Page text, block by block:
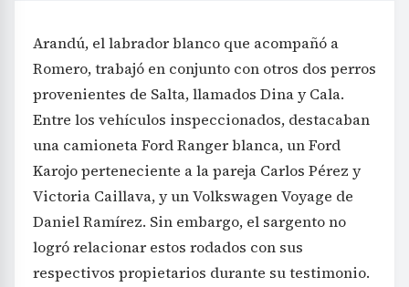
Arandú, el labrador blanco que acompañó a
Romero, trabajó en conjunto con otros dos perros
provenientes de Salta, llamados Dina y Cala.
Entre los vehículos inspeccionados, destacaban
una camioneta Ford Ranger blanca, un Ford
Karojo perteneciente a la pareja Carlos Pérez y
Victoria Caillava, y un Volkswagen Voyage de
Daniel Ramírez. Sin embargo, el sargento no
logró relacionar estos rodados con sus
respectivos propietarios durante su testimonio.